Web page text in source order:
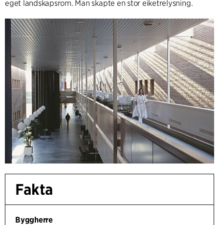
eget landskapsrom. Man skapte en stor eiketrelysning.
Fakta
Byggherre